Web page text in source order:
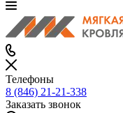
Телефоны
8 (846) 21-21-338
Заказать звонок